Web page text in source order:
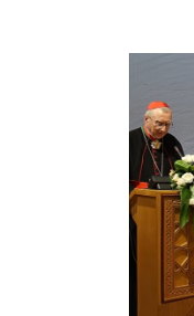
شباب
حرصت